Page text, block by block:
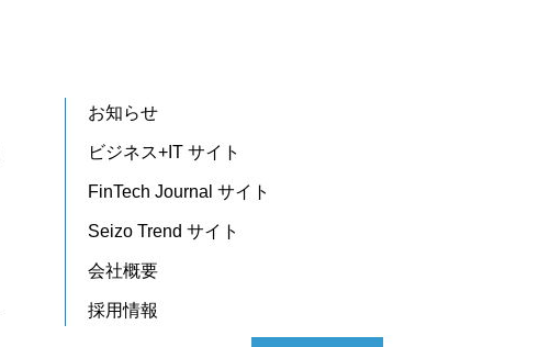
お知らせ
ビジネス+IT サイト
FinTech Journal サイト
Seizo Trend サイト
会社概要
採用情報